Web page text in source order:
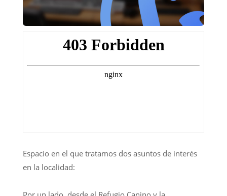
Espacio en el que tratamos dos asuntos de interés
en la localidad: